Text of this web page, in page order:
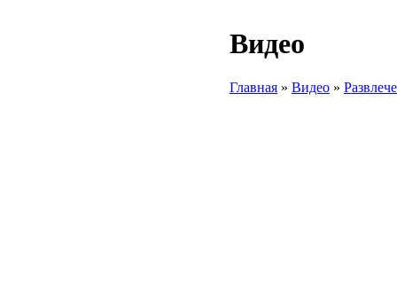
Видео
Главная » Видео »